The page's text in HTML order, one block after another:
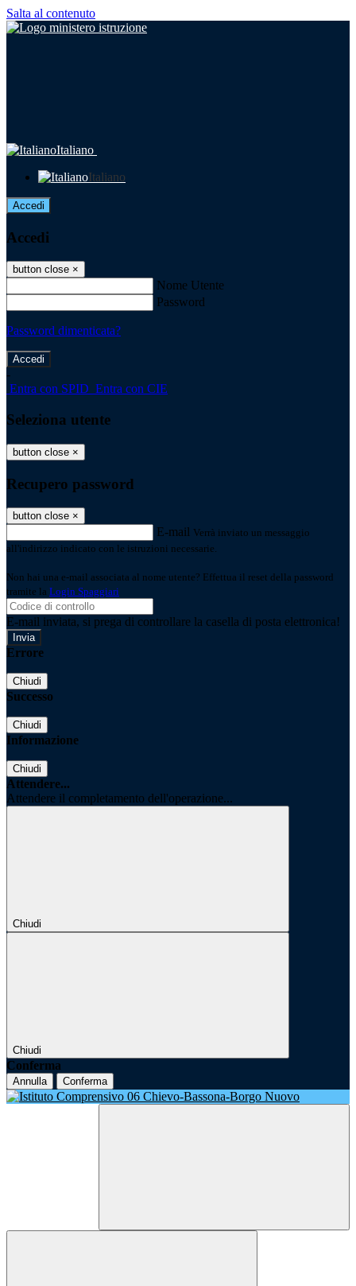
Salta al contenuto
Italiano
Italiano
Accedi
Accedi
button close ×
Nome Utente
Password
Password dimenticata?
-
Entra con SPID Entra con CIE
Seleziona utente
button close ×
Recupero password
button close ×
E-mail Verrà inviato un messaggio
all'indirizzo indicato con le istruzioni necessarie.
Non hai una e-mail associata al nome utente? Effettua il reset della password
tramite la Login Spaggiari
E-mail inviata, si prega di controllare la casella di posta elettronica!
Errore
Chiudi
Successo
Chiudi
Informazione
Chiudi
Attendere...
Attendere il completamento dell'operazione...
Chiudi
Chiudi
Conferma
Annulla Conferma